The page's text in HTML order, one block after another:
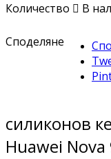
Количество  В
Споделяне
силиконов
Huawei Nova